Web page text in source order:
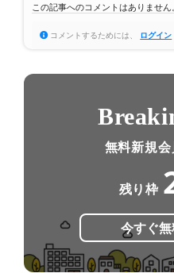
この記事へのコメントはありません。
コメントするためには、 ログイン
無料新規
残り枠
今すぐ